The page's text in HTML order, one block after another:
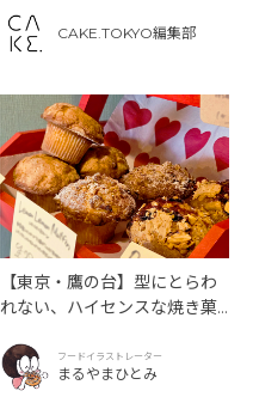
CAKE.TOKYO編集部
【東京・鷹の台】型にとらわ
れない、ハイセンスな焼き菓
フードイラストレーター
まるやまひとみ